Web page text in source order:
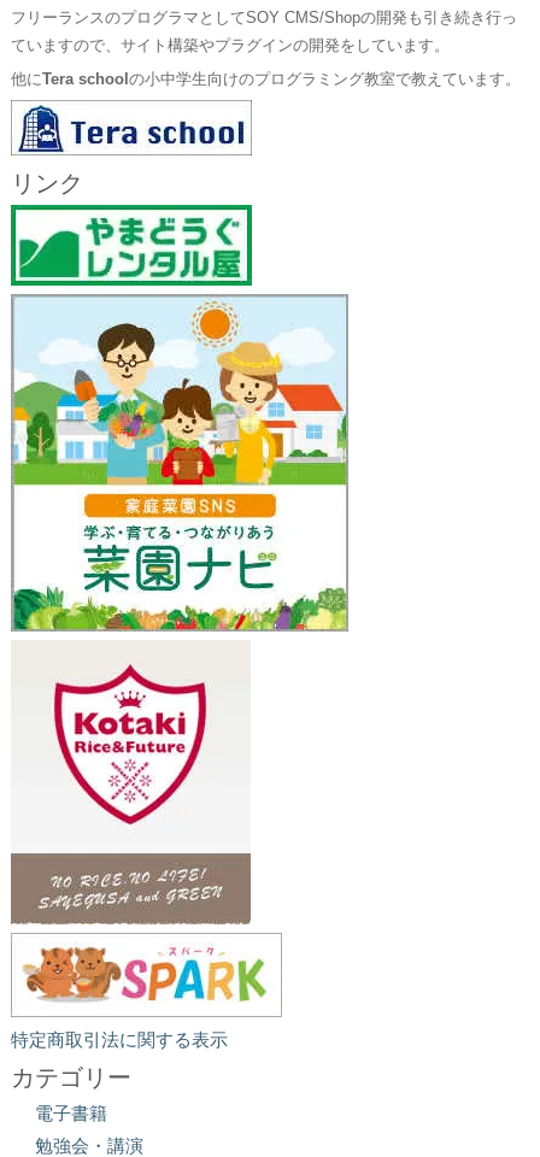
フリーランスのプログラマとしてSOY CMS/Shopの開発も引き続き行っ
ていますので、サイト構築やプラグインの開発をしています。
他にTera school の小中学生向けのプログラミング教室で教えています。
リンク
特定商取引法に関する表示
カテゴリー
電子書籍
勉強会・講演